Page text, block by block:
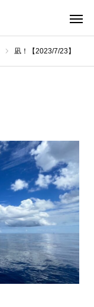
凪！【2023/7/23】